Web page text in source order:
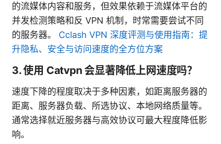
的流媒体内容和服务，但效果依赖于流媒体平台的
并发检测策略和反 VPN 机制，时常需要尝试不同
的服务器。 Cclash VPN 深度评测与使用指南：提
升隐私、安全与访问速度的全方位方案
3. 使用 Catvpn 会显著降低上网速度吗？
速度下降的程度取决于多种因素，如距离服务器的
距离、服务器负载、所选协议、本地网络质量等。
通常选择就近服务器与高效协议可最大程度降低影
响。